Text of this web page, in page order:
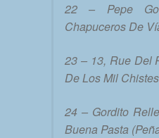
22 – Pepe
Chapuceros De
23 – 13, Rue Del
De Los Mil
24 – Gordito
Buena Pasta